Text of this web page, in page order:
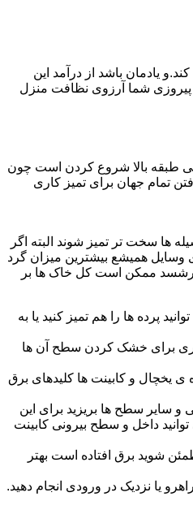
یادمان باشد از درآمد این
شما آرزوی نظافت منزل
طبقه بالا شروع کردن است چون
تمام جهان برای تمیز کاری
ها سخت تر تمیز شوند البته اگر
همیشع بیشترین میزان گرد
رشسد ممکن است کل خاک ها بر
پرده ها را هم تمیز کنید یا به
برای خشک کردن سطح آن ها
و کابینت ها کلیدهای برق
و سایر سطح ها بریزید برای این
داخل و سطح بیرونی کابینت
شوید برق افتاده است بهتر
یا نزدیک در ورودی انجام دهید.